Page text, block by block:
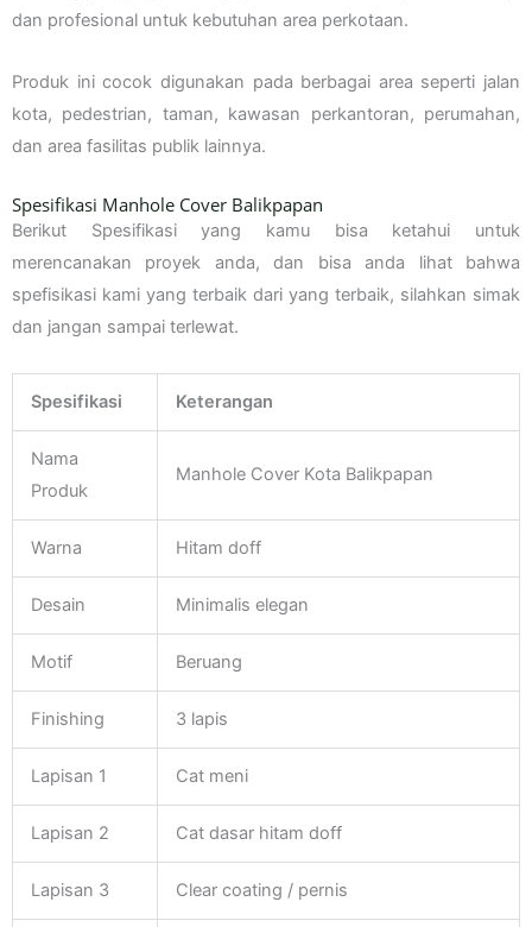
dan profesional untuk kebutuhan area perkotaan.
Produk ini cocok digunakan pada berbagai area seperti jalan
kota, pedestrian, taman, kawasan perkantoran, perumahan,
dan area fasilitas publik lainnya.
Spesifikasi Manhole Cover Balikpapan
Berikut Spesifikasi yang kamu bisa ketahui untuk
merencanakan proyek anda, dan bisa anda lihat bahwa
spefisikasi kami yang terbaik dari yang terbaik, silahkan simak
dan jangan sampai terlewat.
Spesifikasi Keterangan
Nama
Produk
Manhole Cover Kota Balikpapan
Warna Hitam doff
Desain Minimalis elegan
Motif Beruang
Finishing 3 lapis
Lapisan 1 Cat meni
Lapisan 2 Cat dasar hitam doff
Lapisan 3 Clear coating / pernis